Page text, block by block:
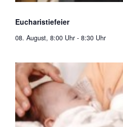
Eucharistiefeier
08. August, 8:00 Uhr - 8:30 Uhr